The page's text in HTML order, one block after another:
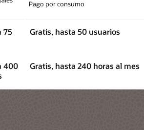
Pago por consumo
75
Gratis, hasta 50 usuarios
400
Gratis, hasta 240 horas al mes